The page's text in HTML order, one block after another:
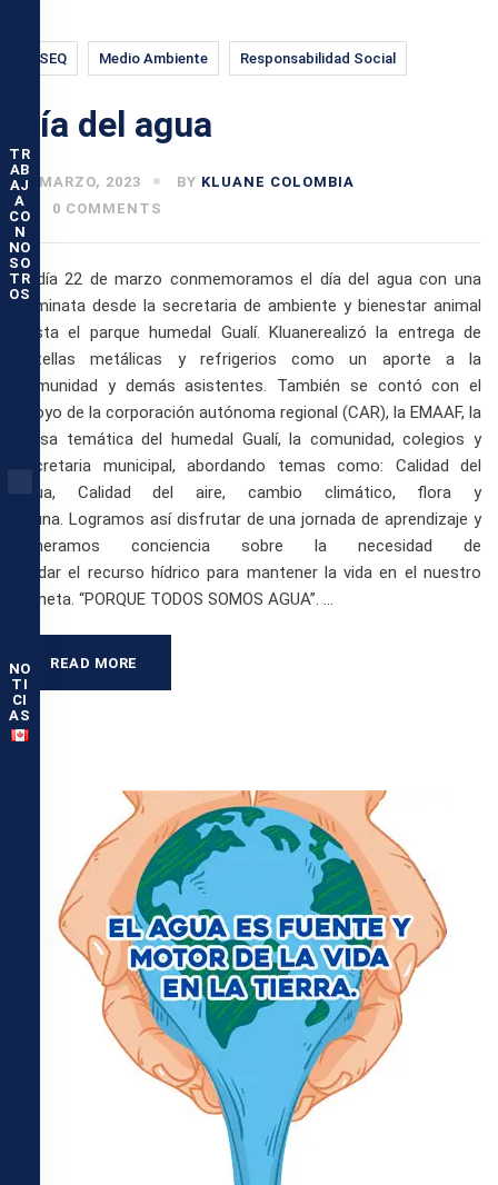
TR
AB
AJ
A
CO
N
NO
SO
TR
OS
NO
TI
CI
AS
HSEQ Medio Ambiente Responsabilidad Social
Día del agua
22 MARZO, 2023 BY KLUANE COLOMBIA
0 COMMENTS
El día 22 de marzo conmemoramos el día del agua con una
caminata desde la secretaria de ambiente y bienestar animal
hasta el parque humedal Gualí. Kluanerealizó la entrega de
botellas metálicas y refrigerios como un aporte a la
comunidad y demás asistentes. También se contó con el
apoyo de la corporación autónoma regional (CAR), la EMAAF, la
mesa temática del humedal Gualí, la comunidad, colegios y
secretaria municipal, abordando temas como: Calidad del
agua, Calidad del aire, cambio climático, flora y
fauna. Logramos así disfrutar de una jornada de aprendizaje y
generamos conciencia sobre la necesidad de
cuidar el recurso hídrico para mantener la vida en el nuestro
planeta. “PORQUE TODOS SOMOS AGUA”. …
READ MORE